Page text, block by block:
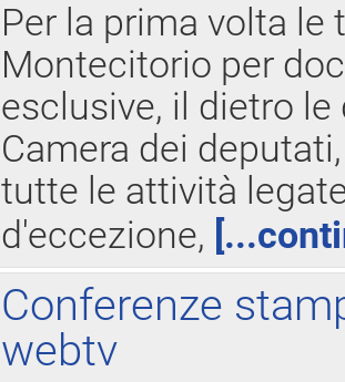
Per la prima volta le
Montecitorio per
esclusive, il dietro
Camera dei
tutte le attività
d'eccezione,
Conferenze
webtv